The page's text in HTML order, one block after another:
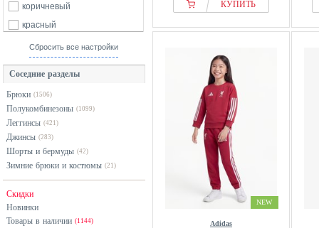
коричневый
красный
оранжевый
серый
синий
хаки
черный
Сбросить все настройки
Соседние разделы
Брюки (1506)
Полукомбинезоны (1099)
Леггинсы (421)
Джинсы (283)
Шорты и бермуды (42)
Зимние брюки и костюмы (21)
Скидки
Новинки
Товары в наличии (1144)
КУПИТЬ
NEW
Adidas